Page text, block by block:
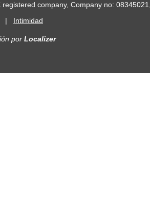
registered company, Company no:
| Intimidad
por Localizer